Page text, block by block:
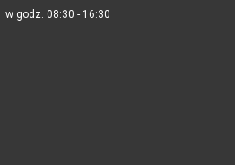
w godz. 08:30 - 16:30